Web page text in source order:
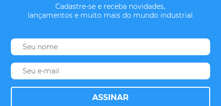
Cadastre-se e receba novidades,
lançamentos e muito mais do mundo industrial
ASSINAR